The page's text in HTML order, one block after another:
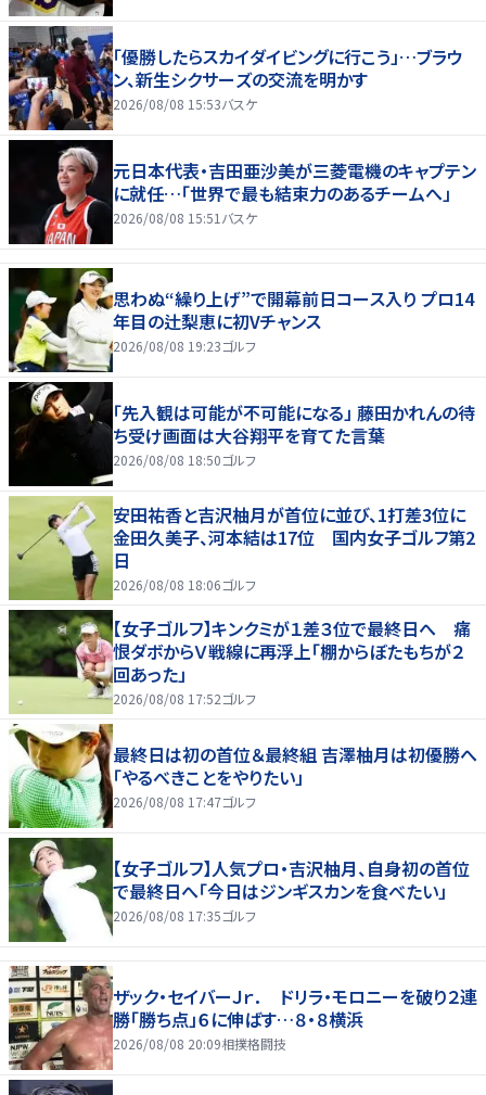
「優勝したらスカイダイビングに行こう」…ブラウ
ン、新生シクサーズの交流を明かす
2026/08/08 15:53バスケ
元日本代表・吉田亜沙美が三菱電機のキャプテン
に就任…「世界で最も結束力のあるチームへ」
2026/08/08 15:51 バスケ
思わぬ“繰り上げ”で開幕前日コース入り プロ14
年目の辻梨恵に初Vチャンス
2026/08/08 19:23ゴルフ
「先入観は可能が不可能になる」 藤田かれんの待
ち受け画面は大谷翔平を育てた言葉
2026/08/08 18:50ゴルフ
安田祐香と吉沢柚月が首位に並び、1打差3位に
金田久美子、河本結は17位 国内女子ゴルフ第2
日
2026/08/08 18:06ゴルフ
【女子ゴルフ】キンクミが１差３位で最終日へ 痛
恨ダボからＶ戦線に再浮上「棚からぼたもちが２
回あった」
2026/08/08 17:52ゴルフ
最終日は初の首位＆最終組 吉澤柚月は初優勝へ
「やるべきことをやりたい」
2026/08/08 17:47ゴルフ
【女子ゴルフ】人気プロ・吉沢柚月、自身初の首位
で最終日へ「今日はジンギスカンを食べたい」
2026/08/08 17:35ゴルフ
ザック・セイバーＪｒ． ドリラ・モロニーを破り２連
勝「勝ち点」６に伸ばす…８・８横浜
2026/08/08 20:09相撲格闘技